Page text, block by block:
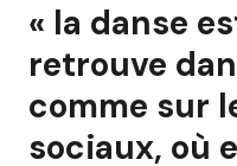
« la danse
retrouve
comme sur
sociaux, où